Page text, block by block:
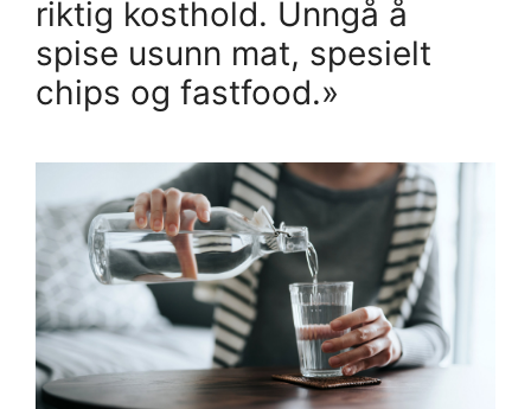
riktig kosthold. Unngå å
spise usunn mat, spesielt
chips og fastfood.»